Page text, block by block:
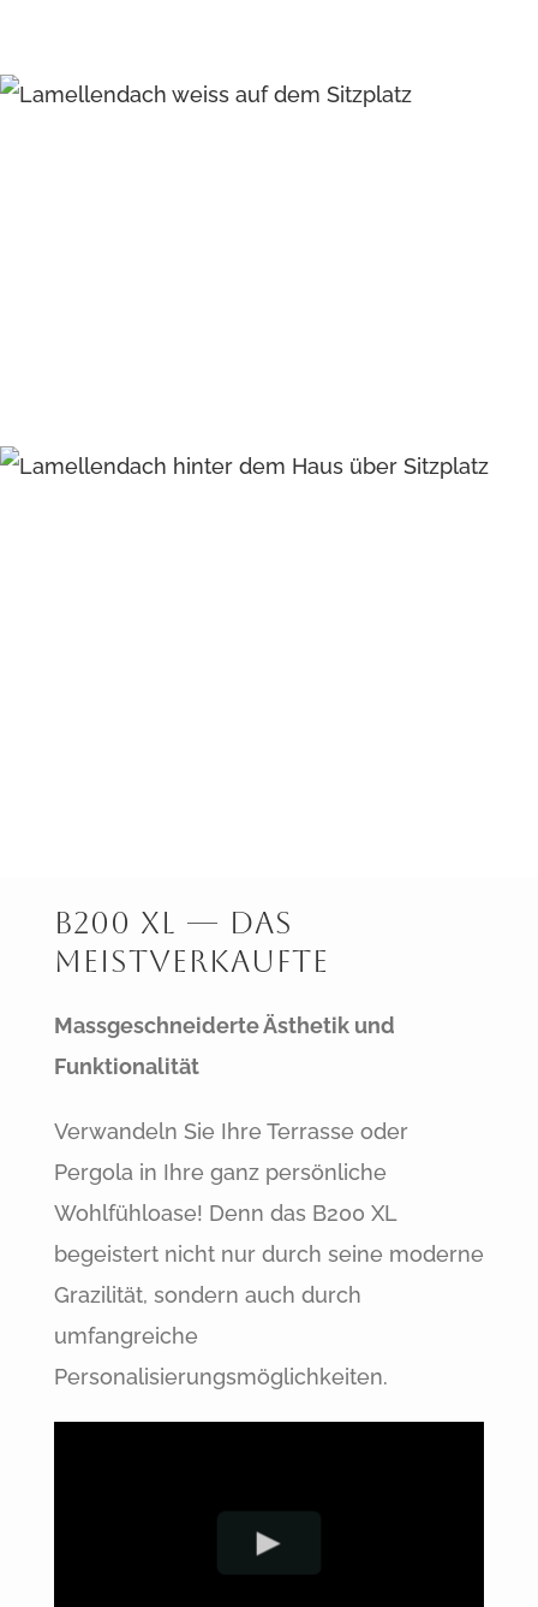
B200 XL — Das
Meistverkaufte
Massgeschneiderte Ästhetik und
Funktionalität
Verwandeln Sie Ihre Terrasse oder
Pergola in Ihre ganz persönliche
Wohlfühloase! Denn das B200 XL
begeistert nicht nur durch seine moderne
Grazilität, sondern auch durch
umfangreiche
Personalisierungsmöglichkeiten.